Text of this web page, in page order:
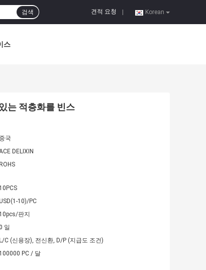
Korean
견적 요청
검색
스
는 적층화를 빈스
중국
DELIXIN
ROHS
10PCS
10)/PC
10pcs/판지
일
L/C (신용장), 전신환, D/P (지급도 조건)
100000 PC / 달